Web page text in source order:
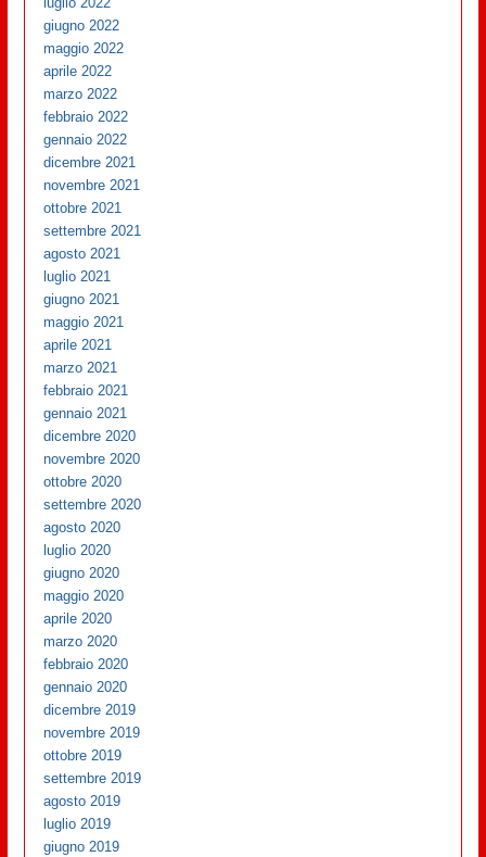
giugno 2022
maggio 2022
aprile 2022
marzo 2022
febbraio 2022
gennaio 2022
dicembre 2021
novembre 2021
ottobre 2021
settembre 2021
agosto 2021
luglio 2021
giugno 2021
maggio 2021
aprile 2021
marzo 2021
febbraio 2021
gennaio 2021
dicembre 2020
novembre 2020
ottobre 2020
settembre 2020
agosto 2020
luglio 2020
giugno 2020
maggio 2020
aprile 2020
marzo 2020
febbraio 2020
gennaio 2020
dicembre 2019
novembre 2019
ottobre 2019
settembre 2019
agosto 2019
luglio 2019
giugno 2019